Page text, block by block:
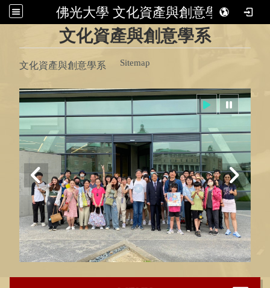
佛光大學 文化資產與創意學系
:::
文化資產與創意學系
Sitemap
文化資產與創意學系